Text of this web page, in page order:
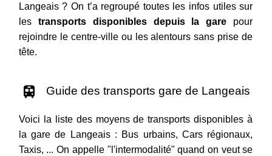
Langeais ? On t’a regroupé toutes les infos utiles sur
les transports disponibles depuis la gare pour
rejoindre le centre-ville ou les alentours sans prise de
tête.
Guide des transports gare de Langeais
Voici la liste des moyens de transports disponibles à
la gare de Langeais : Bus urbains, Cars régionaux,
Taxis, ... On appelle "l'intermodalité" quand on veut se